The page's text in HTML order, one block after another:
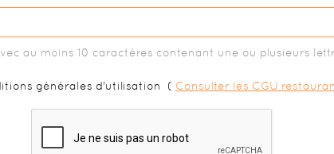
au moins 10 caractères contenant une ou plusieurs
générales d'utilisation ( Consulter les CGU